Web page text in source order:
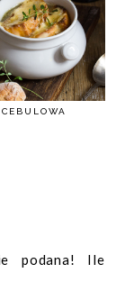
podana! Ile